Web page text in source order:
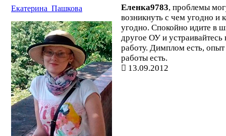
Екатерина_Пашкова
Еленка9783, проблемы
возникнуть с чем угодно и
угодно. Спокойно идите в
другое ОУ и устраивайтесь
работу. Димплом есть, опыт
работы есть.
13.09.2012